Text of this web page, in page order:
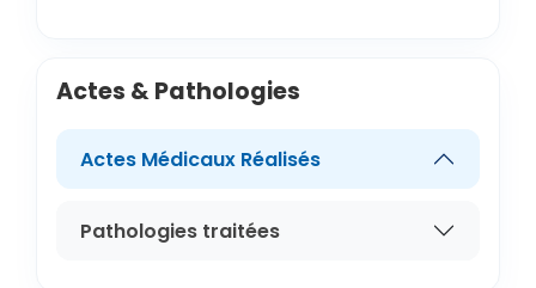
Actes & Pathologies
Actes Médicaux Réalisés
Pathologies traitées